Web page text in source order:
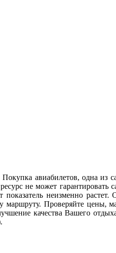
авиабилетов, одна
не может гарантировать
неизменно
маршруту. Проверяйте
качества Вашего